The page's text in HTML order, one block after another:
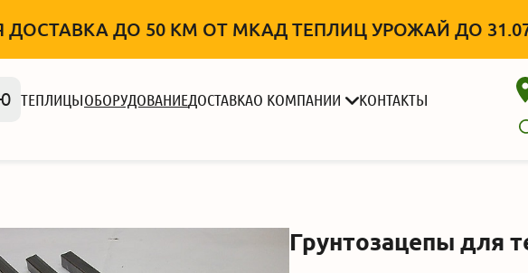
ДОСТАВКА ДО 50 КМ ОТ МКАД ТЕПЛИЦ УРОЖАЙ ДО
ТЕПЛИЦЫОБОРУДОВАНИЕДОСТАВКАО КОМПАНИИ КОНТАКТЫ
Грунтозацепы для